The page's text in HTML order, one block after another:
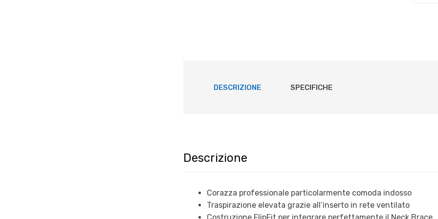
DESCRIZIONE SPECIFICHE
Descrizione
Corazza professionale particolarmente comoda indosso
Traspirazione elevata grazie all’inserto in rete ventilato